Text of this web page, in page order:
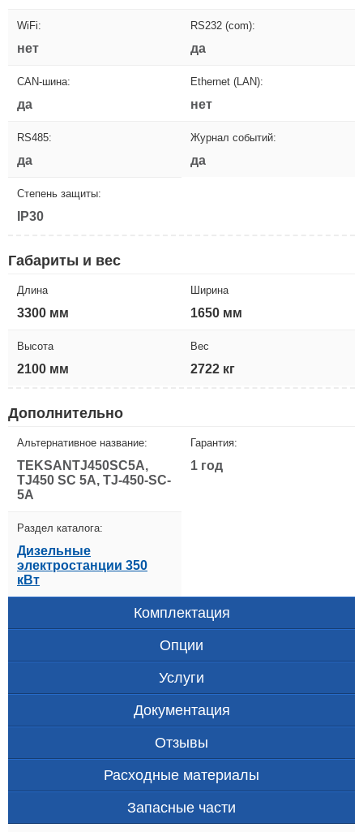
WiFi:
нет
RS232 (com):
да
CAN-шина:
да
Ethernet (LAN):
нет
RS485:
да
Журнал событий:
да
Степень защиты:
IP30
Габариты и вес
Длина
3300 мм
Ширина
1650 мм
Высота
2100 мм
Вес
2722 кг
Дополнительно
Альтернативное название:
TEKSANTJ450SC5A,
TJ450 SC 5A, TJ-450-SC-
5A
Гарантия:
1 год
Раздел каталога:
Дизельные
электростанции 350
кВт
Комплектация
Опции
Услуги
Документация
Отзывы
Расходные материалы
Запасные части